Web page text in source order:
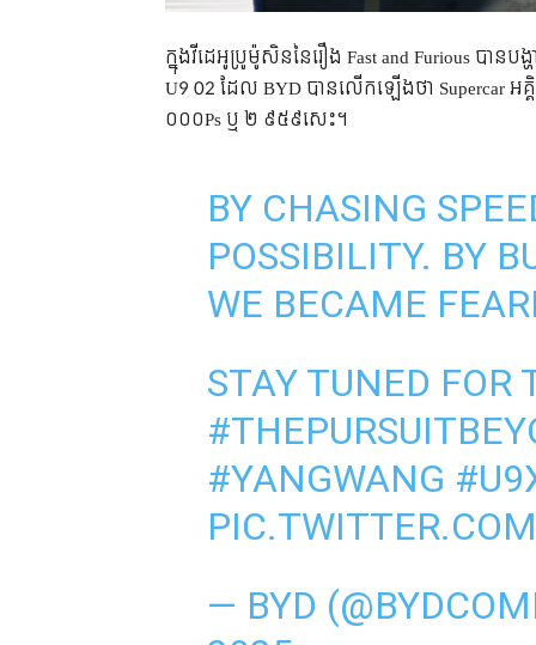
ក្នុងវីដេអូប្រូម៉ូសិននៃរឿង Fast and Furious បា
U9 02 ដែល BYD បានលើកឡើងថា Supercar
០០០Ps ឬ ២ ៩៥៩សេះ។
BY CHASING
POSSIBILITY. BY
WE BECAME
STAY TUNED FOR
#YANGWANG
— BYD